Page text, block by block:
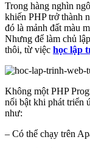
Trong hàng nghìn
khiến PHP trở thành
đó là mảnh đất màu
Nhưng để làm chủ
thôi, từ việc học lập
Không một PHP
nổi bật khi phát triển
như:
– Có thể chạy trên